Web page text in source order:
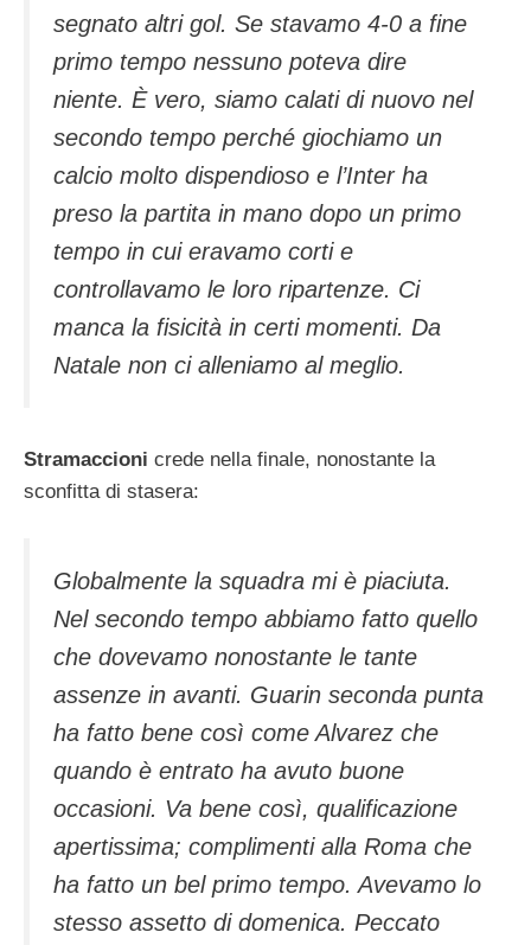
segnato altri gol. Se stavamo 4-0 a fine
primo tempo nessuno poteva dire
niente. È vero, siamo calati di nuovo nel
secondo tempo perché giochiamo un
calcio molto dispendioso e l’Inter ha
preso la partita in mano dopo un primo
tempo in cui eravamo corti e
controllavamo le loro ripartenze. Ci
manca la fisicità in certi momenti. Da
Natale non ci alleniamo al meglio.
Stramaccioni crede nella finale, nonostante la
sconfitta di stasera:
Globalmente la squadra mi è piaciuta.
Nel secondo tempo abbiamo fatto quello
che dovevamo nonostante le tante
assenze in avanti. Guarin seconda punta
ha fatto bene così come Alvarez che
quando è entrato ha avuto buone
occasioni. Va bene così, qualificazione
apertissima; complimenti alla Roma che
ha fatto un bel primo tempo. Avevamo lo
stesso assetto di domenica. Peccato